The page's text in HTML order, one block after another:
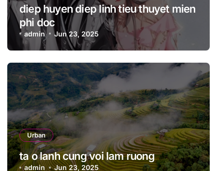
diep huyen diep linh tieu thuyet mien
phi doc
admin Jun 23, 2025
Urban
ta o lanh cung voi lam ruong
admin Jun 23, 2025